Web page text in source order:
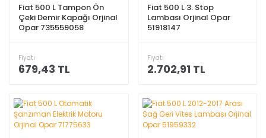
Fiat 500 L Tampon Ön
Çeki Demir Kapağı Orjinal
Opar 735559058
Fiyatı
679,43 TL
Fiat 500 L 3. Stop
Lambası Orjinal Opar
51918147
Fiyatı
2.702,91 TL